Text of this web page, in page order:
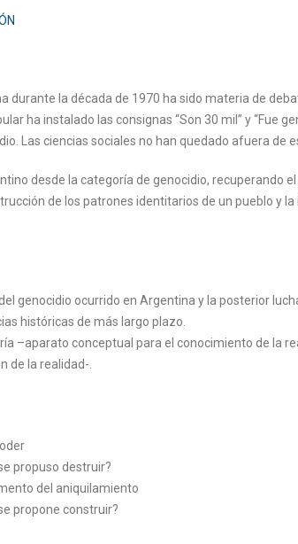
durante la década de 1970 ha sido materia de
ha instalado las consignas “Son 30 mil” y “Fue
Las ciencias sociales no han quedado afuera de
desde la categoría de genocidio, recuperando
de los patrones identitarios de un pueblo y
genocidio ocurrido en Argentina y la posterior
históricas de más largo plazo.
–aparato conceptual para el conocimiento de la
de la realidad-.
propuso destruir?
del aniquilamiento
propone construir?